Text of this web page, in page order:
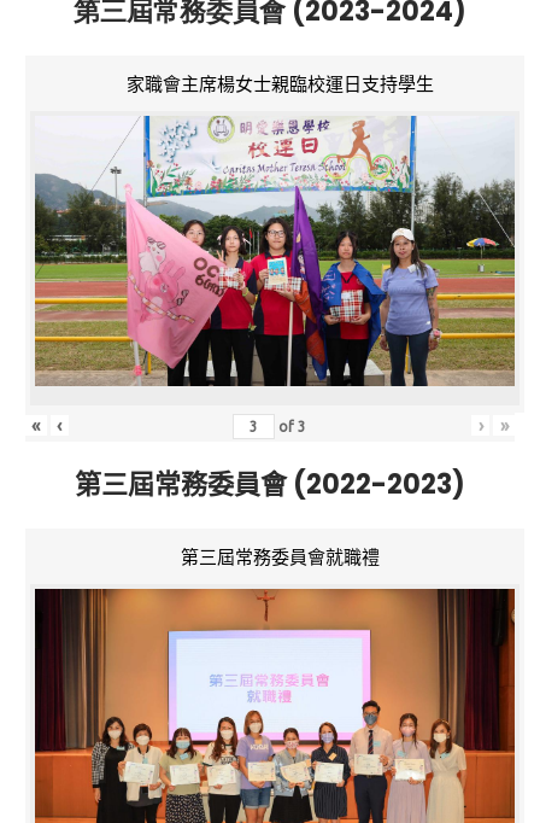
第三屆常務委員會 (2023-2024)
家職會主席楊女士親臨校運日支持學生
« ‹ of3 › »
第三屆常務委員會 (2022-2023)
第三屆常務委員會就職禮